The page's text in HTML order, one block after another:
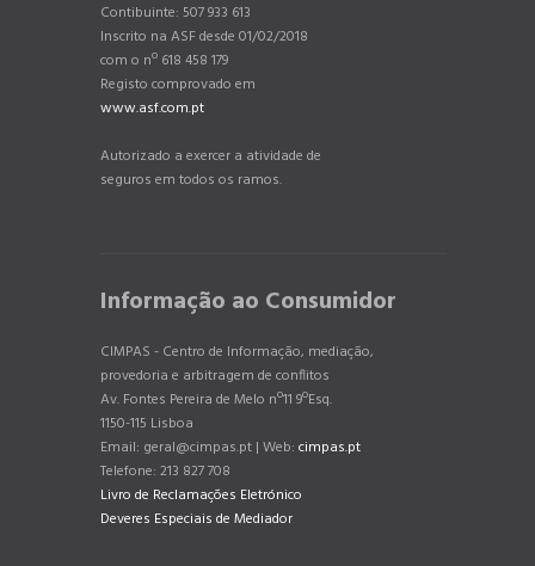
Contibuinte: 507 933 613
Inscrito na ASF desde 01/02/2018
com o nº 618 458 179
Registo comprovado em
www.asf.com.pt
Autorizado a exercer a atividade de
seguros em todos os ramos.
Informação ao Consumidor
CIMPAS - Centro de Informação, mediação,
provedoria e arbitragem de conflitos
Av. Fontes Pereira de Melo nº11 9ºEsq.
1150-115 Lisboa
Email: geral@cimpas.pt | Web: cimpas.pt
Telefone: 213 827 708
Livro de Reclamações Eletrónico
Deveres Especiais de Mediador